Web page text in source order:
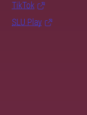
TikTok
SLU Play